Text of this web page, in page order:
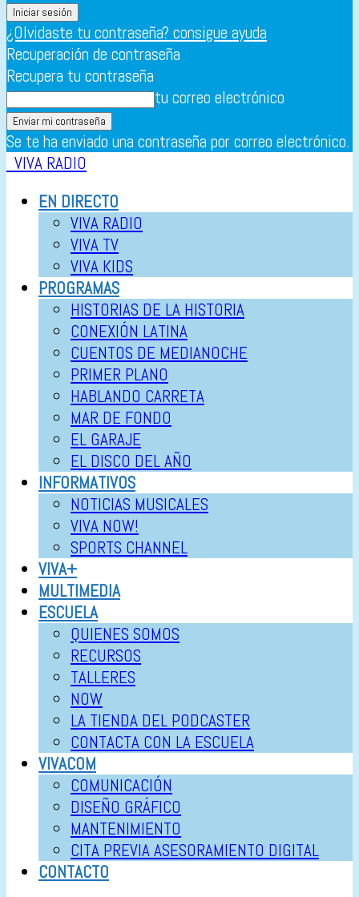
¿Olvidaste tu contraseña? consigue ayuda
Recuperación de contraseña
Recupera tu contraseña
tu correo electrónico
Se te ha enviado una contraseña por correo electrónico.
VIVA RADIO
EN DIRECTO
VIVA RADIO
VIVA TV
VIVA KIDS
PROGRAMAS
HISTORIAS DE LA HISTORIA
CONEXIÓN LATINA
CUENTOS DE MEDIANOCHE
PRIMER PLANO
HABLANDO CARRETA
MAR DE FONDO
EL GARAJE
EL DISCO DEL AÑO
INFORMATIVOS
NOTICIAS MUSICALES
VIVA NOW!
SPORTS CHANNEL
VIVA+
MULTIMEDIA
ESCUELA
QUIENES SOMOS
RECURSOS
TALLERES
NOW
LA TIENDA DEL PODCASTER
CONTACTA CON LA ESCUELA
VIVACOM
COMUNICACIÓN
DISEÑO GRÁFICO
MANTENIMIENTO
CITA PREVIA ASESORAMIENTO DIGITAL
CONTACTO